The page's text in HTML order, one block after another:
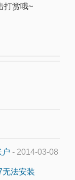
打赏哦~
户 - 2014-03-08
无法安装